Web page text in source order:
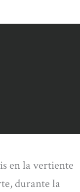
en la vertiente
durante la